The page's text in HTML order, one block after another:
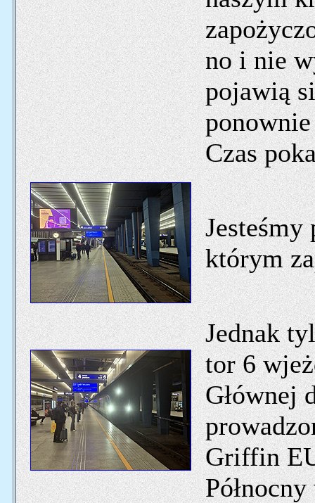
no i nie
pojawią
Czas
Jesteśmy
którym
Jednak
tor 6
Głównej
Griffin